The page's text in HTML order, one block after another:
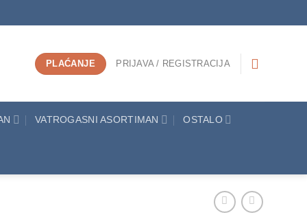
PLAĆANJE PRIJAVA / REGISTRACIJA
VATROGASNI ASORTIMAN OSTALO